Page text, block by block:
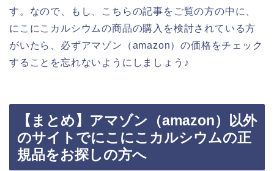
す。なので、もし、こちらの記事をご覧の方の中に、
にこにこカルシウムの商品の購入を検討されている方
がいたら、必ずアマゾン（amazon）の価格をチェック
することを忘れないようにしましょう♪
【まとめ】アマゾン（amazon）以外
のサイトでにこにこカルシウムの正
規品をお探しの方へ